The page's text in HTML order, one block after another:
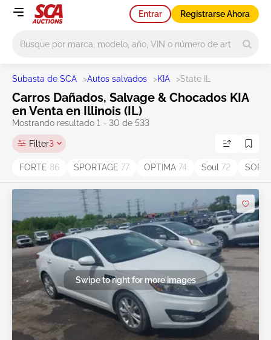
Entrar Registrarse Ahora
Subasta de SCA >Autos salvados >KIA >State IL
Carros Dañados, Salvage & Chocados KIA
en Venta en Illinois (IL)
Mostrando resultado 1 - 30 de 533
Filter3
FORTE 86 SPORTAGE 77 OPTIMA 74 Soul 72
Swipe to right for more images